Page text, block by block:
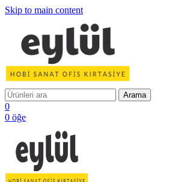
Skip to main content
Arama
0
0 öğe